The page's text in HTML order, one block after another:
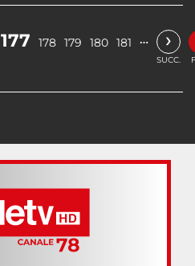
177 178 179 180 181 … ›
SUCC.